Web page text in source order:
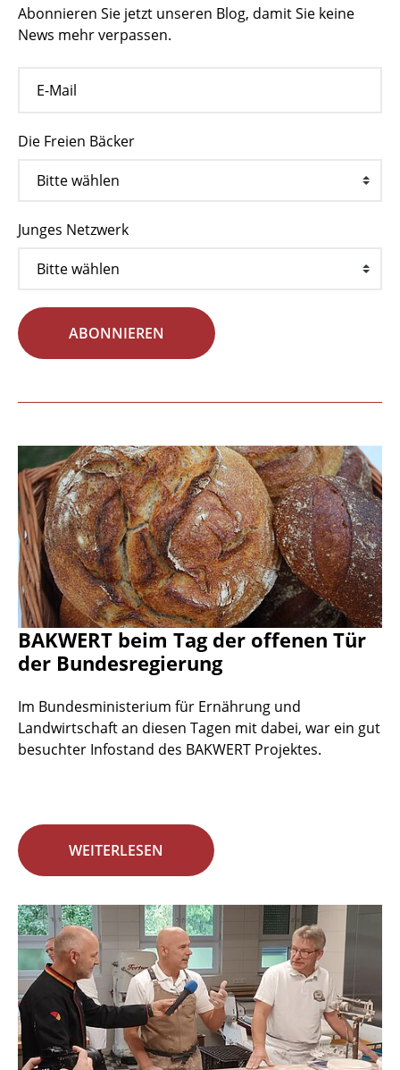
Abonnieren Sie jetzt unseren Blog, damit Sie keine
News mehr verpassen.
Die Freien Bäcker
Junges Netzwerk
ABONNIEREN
BAKWERT beim Tag der offenen Tür
der Bundesregierung
Im Bundesministerium für Ernährung und
Landwirtschaft an diesen Tagen mit dabei, war ein gut
besuchter Infostand des BAKWERT Projektes.
WEITERLESEN